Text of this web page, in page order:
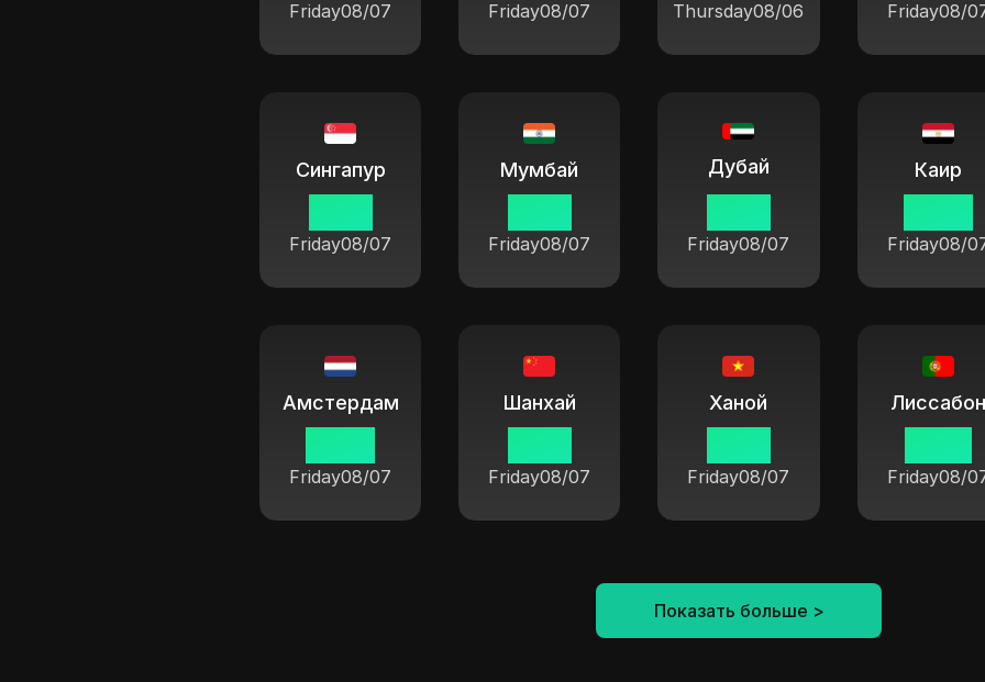
Friday08/07 Friday08/07 Thursday08/06 Friday08/
Сингапур
Friday08/07
Мумбай
Friday08/07
Дубай
Friday08/07
Каир
Friday08/
Амстердам
Friday08/07
Шанхай
Friday08/07
Ханой
Friday08/07
Лиссабон
Friday08/
Показать больше >